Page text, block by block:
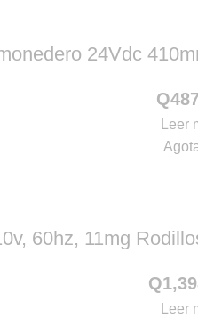
24Vdc
Q
Leer
60hz, 11mg
Q
Leer